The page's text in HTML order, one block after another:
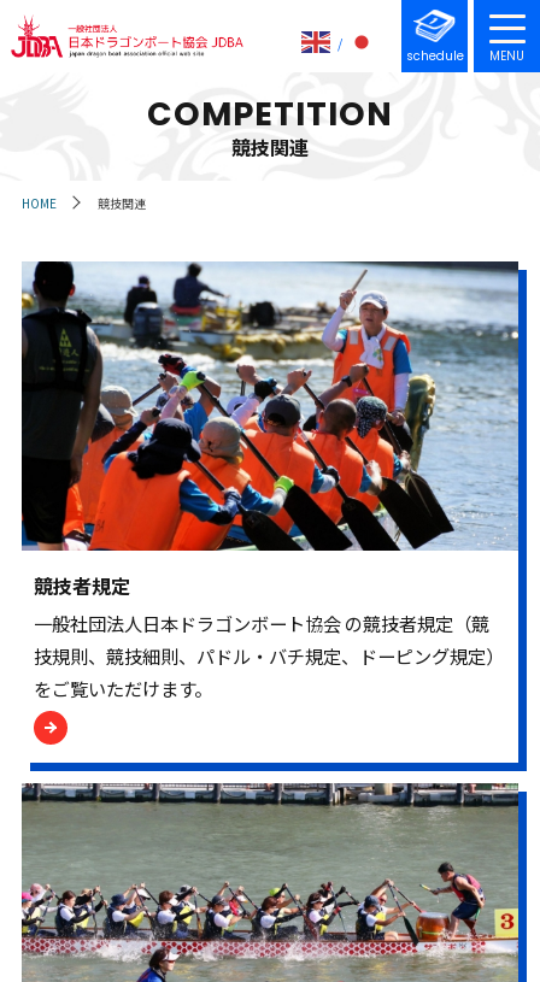
schedule MENU
COMPETITION
競技関連
HOME 競技関連
競技者規定
一般社団法人日本ドラゴンボート協会 の競技者規定（競
技規則、競技細則、パドル・バチ規定、ドーピング規定）
をご覧いただけます。